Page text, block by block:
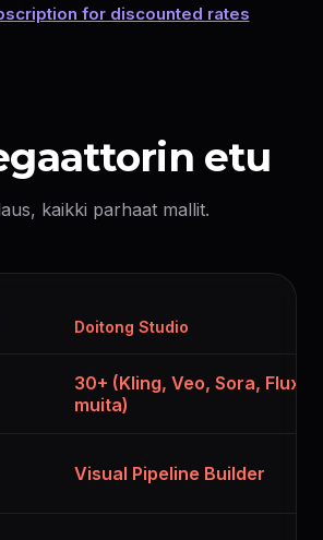
for discounted rates
etu
kaikki parhaat mallit.
Doitong Studio
30+ (Kling, Veo, Sora, Flux ja
muita)
Visual Pipeline Builder